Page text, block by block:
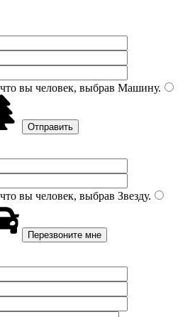
вы человек, выбрав Машину.
вы человек, выбрав Звезду.